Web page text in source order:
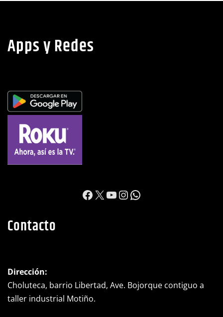
Apps y Redes
Contacto
Choluteca, barrio Libertad, Ave. Bojorque contiguo a
taller industrial Motiño.